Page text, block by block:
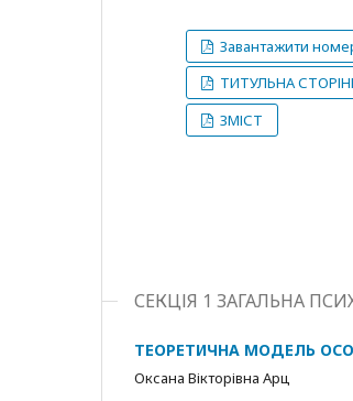
Завантажити
ТИТУЛЬНА
ЗМІСТ
СЕКЦІЯ 1 ЗАГАЛЬНА
ТЕОРЕТИЧНА МОДЕЛЬ
Оксана Вікторівна Арц